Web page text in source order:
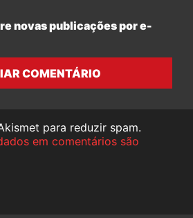
novas publicações por e-
COMENTÁRIO
para reduzir spam.
em comentários são